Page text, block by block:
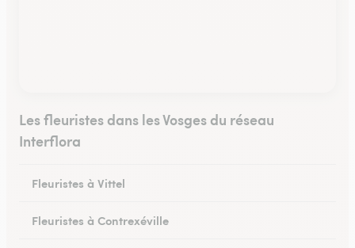
Les fleuristes dans les Vosges du réseau
Interflora
Fleuristes à Vittel
Fleuristes à Contrexéville